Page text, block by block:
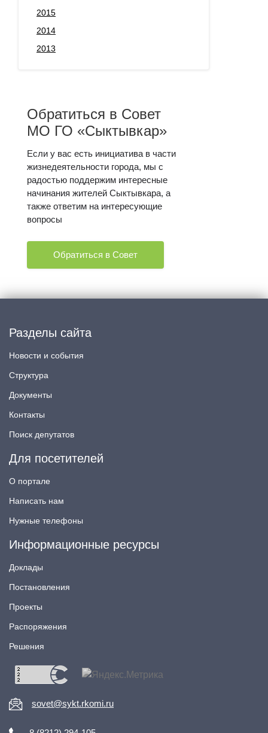
2015
2014
2013
Обратиться в Совет
МО ГО «Сыктывкар»
Если у вас есть инициатива в части
жизнедеятельности города, мы с
радостью поддержим интересные
начинания жителей Сыктывкара, а
также ответим на интересующие
вопросы
Обратиться в Совет
Разделы сайта
Новости и события
Структура
Документы
Контакты
Поиск депутатов
Для посетителей
О портале
Написать нам
Нужные телефоны
Информационные ресурсы
Доклады
Постановления
Проекты
Распоряжения
Решения
sovet@sykt.rkomi.ru